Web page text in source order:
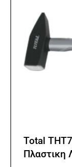
Total
Πλαστικη